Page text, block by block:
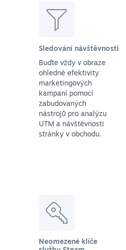
Sledování návštěvnosti
Buďte vždy v obraze
ohledně efektivity
marketingových
kampaní pomocí
zabudovaných
nástrojů pro analýzu
UTM a návštěvnosti
stránky v obchodu.
Neomezené klíče